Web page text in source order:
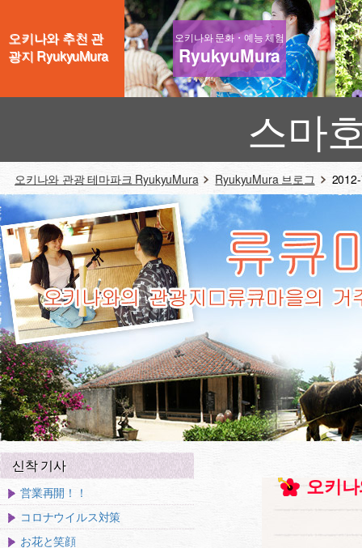
오키나와 추천 관
광지 RyukyuMura
오키나와 문화・예능 체험
RyukyuMura
스마
오키나와 관광 테마파크 RyukyuMura RyukyuMura 브로그
오키
신착 기사
営業再開！！
コロナウイルス対策
お花と笑顔